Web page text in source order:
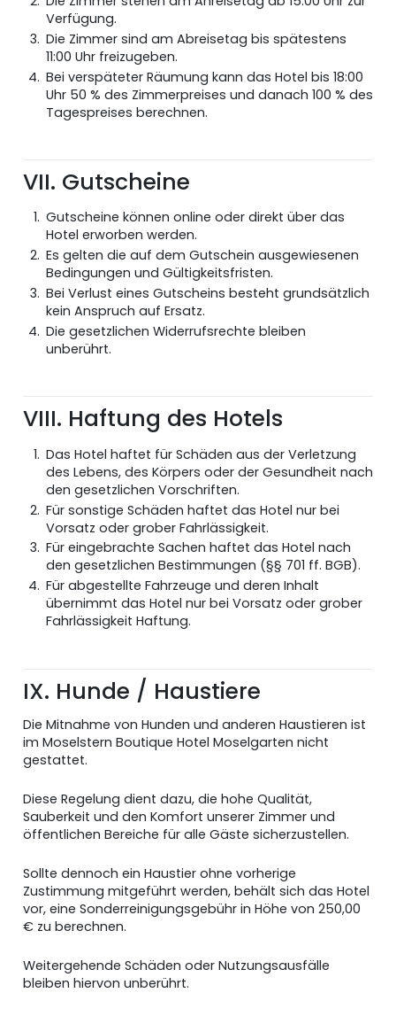
Verfügung.
Die Zimmer sind am Abreisetag bis spätestens
11:00 Uhr freizugeben.
Bei verspäteter Räumung kann das Hotel bis 18:00
Uhr 50 % des Zimmerpreises und danach 100 % des
Tagespreises berechnen.
VII. Gutscheine
Gutscheine können online oder direkt über das
Hotel erworben werden.
Es gelten die auf dem Gutschein ausgewiesenen
Bedingungen und Gültigkeitsfristen.
Bei Verlust eines Gutscheins besteht grundsätzlich
kein Anspruch auf Ersatz.
Die gesetzlichen Widerrufsrechte bleiben
unberührt.
VIII. Haftung des Hotels
Das Hotel haftet für Schäden aus der Verletzung
des Lebens, des Körpers oder der Gesundheit nach
den gesetzlichen Vorschriften.
Für sonstige Schäden haftet das Hotel nur bei
Vorsatz oder grober Fahrlässigkeit.
Für eingebrachte Sachen haftet das Hotel nach
den gesetzlichen Bestimmungen (§§ 701 ff. BGB).
Für abgestellte Fahrzeuge und deren Inhalt
übernimmt das Hotel nur bei Vorsatz oder grober
Fahrlässigkeit Haftung.
IX. Hunde / Haustiere
Die Mitnahme von Hunden und anderen Haustieren ist
im Moselstern Boutique Hotel Moselgarten nicht
gestattet.
Diese Regelung dient dazu, die hohe Qualität,
Sauberkeit und den Komfort unserer Zimmer und
öffentlichen Bereiche für alle Gäste sicherzustellen.
Sollte dennoch ein Haustier ohne vorherige
Zustimmung mitgeführt werden, behält sich das Hotel
vor, eine Sonderreinigungsgebühr in Höhe von 250,00
€ zu berechnen.
Weitergehende Schäden oder Nutzungsausfälle
bleiben hiervon unberührt.